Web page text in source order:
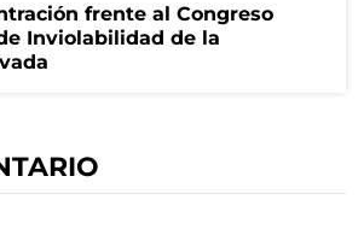
frente al Congreso
Inviolabilidad de la